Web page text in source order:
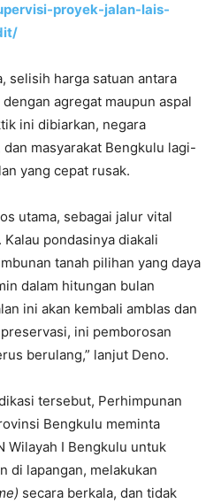
proyek-jalan-lais-
selisih harga satuan antara
agregat maupun aspal
ini dibiarkan, negara
masyarakat Bengkulu lagi-
yang cepat rusak.
utama, sebagai jalur vital
pondasinya diakali
tanah pilihan yang daya
dalam hitungan bulan
ini akan kembali amblas dan
ini pemborosan
berulang,” lanjut Deno.
tersebut, Perhimpunan
Bengkulu meminta
Wilayah I Bengkulu untuk
di lapangan, melakukan
secara berkala, dan tidak